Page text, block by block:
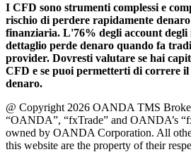
I CFD sono strumenti complessi e
rischio di perdere rapidamente denaro
finanziaria. L'76% degli account degli
dettaglio perde denaro quando fa
provider. Dovresti valutare se hai
CFD e se puoi permetterti di correre
denaro.
@ Copyright 2026 OANDA TMS
“OANDA”, “fxTrade” and OANDA’s
owned by OANDA Corporation. All
this website are the property of their